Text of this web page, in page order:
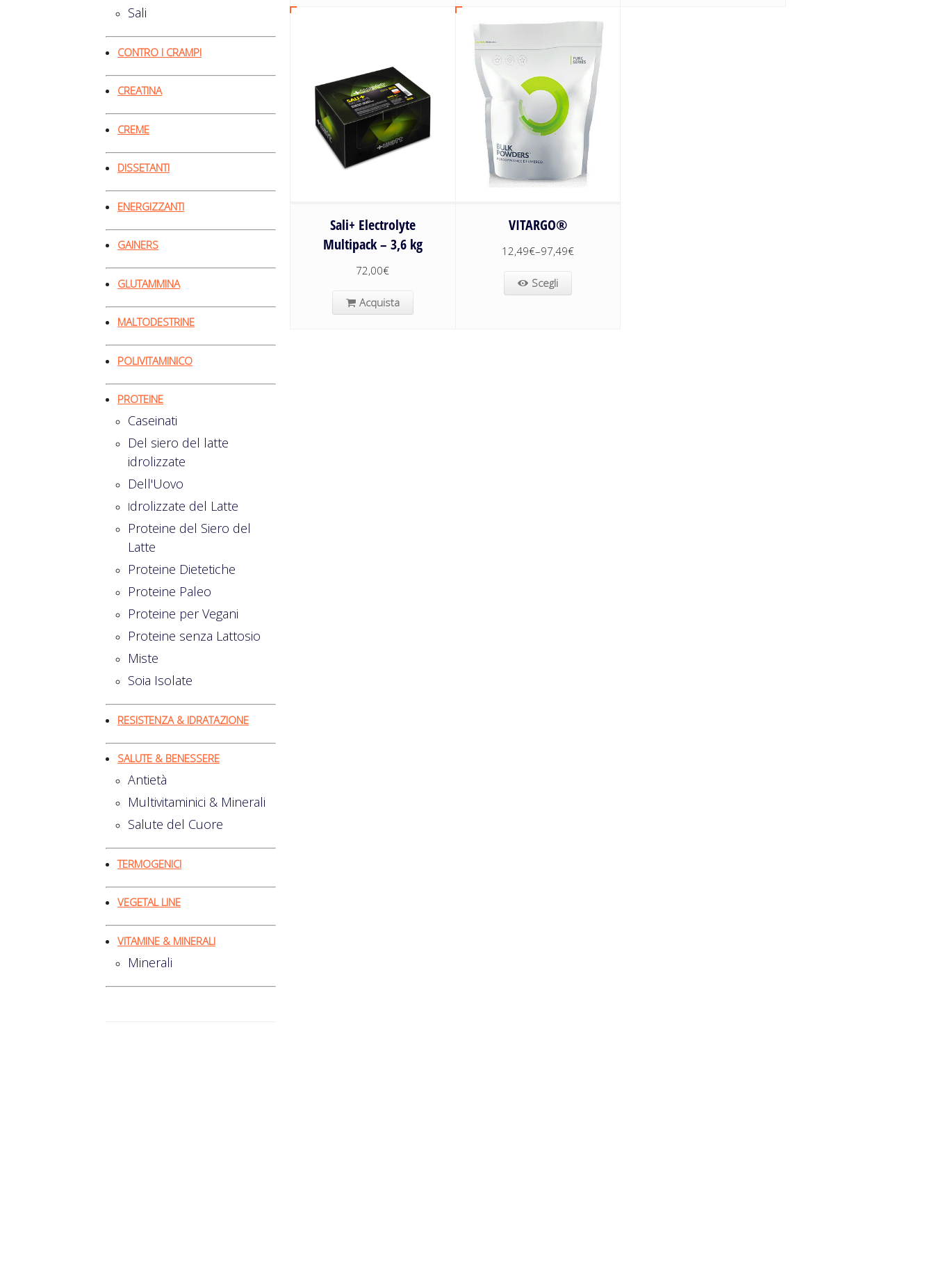
Sali
CONTRO I CRAMPI
CREATINA
CREME
DISSETANTI
ENERGIZZANTI
GAINERS
GLUTAMMINA
MALTODESTRINE
POLIVITAMINICO
PROTEINE
Caseinati
Del siero del latte
idrolizzate
Dell'Uovo
Idrolizzate del Latte
Proteine del Siero del
Latte
Proteine Dietetiche
Proteine Paleo
Proteine per Vegani
Proteine senza Lattosio
Miste
Soia Isolate
RESISTENZA & IDRATAZIONE
SALUTE & BENESSERE
Antietà
Multivitaminici & Minerali
Salute del Cuore
TERMOGENICI
VEGETAL LINE
VITAMINE & MINERALI
Minerali
Sali+ Electrolyte
Multipack – 3,6 kg
72,00€
Acquista
VITARGO®
12,49€–97,49€
Scegli